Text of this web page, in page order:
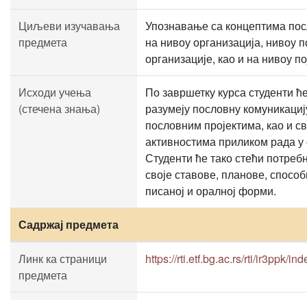
Циљеви изучавања
предмета
Упознавање са концептима
на нивоу организација, нивоу
организације, као и на нивоу
Исходи учења
(стечена знања)
По завршетку курса студенти
разумеју пословну
пословним пројектима, као и
активностима приликом рада
Студенти ће тако стећи
своје ставове, планове,
писаној и оралној форми.
Садржај предмета
Линк ка страници
предмета
https://rti.etf.bg.ac.rs/rti/ir3ppk/